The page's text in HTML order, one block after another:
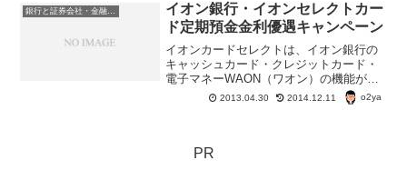
銀行と証券会社・金融商品
イオン銀行・イオンセレクトカー
ド定期預金金利優遇キャンペーン
イオンカードセレクトは、イオン銀行の
キャッシュカード・クレジットカード・
電子マネーWAON（ワオン）の機能がつ
いたカード。 この、イオンカードセレ
クトを持っていると、イオン銀行の普通
2013.04.30 2014.12.11 o2ya
PR